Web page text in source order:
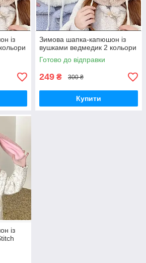
із
Зимова шапка-капюшон із
вушками ведмедик 2 кольори
Готово до відправки
249 ₴ 300 ₴
Купити
із